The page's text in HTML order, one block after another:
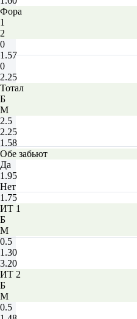
Фора
1
2
0
1.57
0
2.25
Тотал
Б
М
2.5
2.25
1.58
Обе забьют
Да
1.95
Нет
1.75
ИТ 1
Б
М
0.5
1.30
3.20
ИТ 2
Б
М
0.5